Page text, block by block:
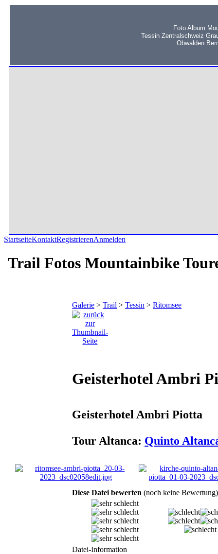
Foto Album
Tessin Zentralschweiz
Obwalden
StartseiteKontaktRegistrierenAnmelden
Trail Fotos Mountainbike
Galerie > Trail > Tessin > Ritomsee
Geisterhotel Ambri
Geisterhotel Ambri Piotta
Tour Altanca: Quinto
Diese Datei bewerten (noch keine Bewertung)
Datei-Information